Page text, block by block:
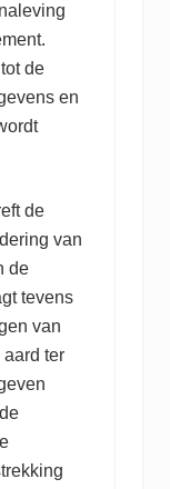
de
en
de
van
de
tevens
van
ter